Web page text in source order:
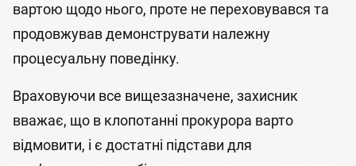
вартою щодо нього, проте не переховувався та
продовжував демонструвати належну
процесуальну поведінку.
Враховуючи все вищезазначене, захисник
вважає, що в клопотанні прокурора варто
відмовити, і є достатні підстави для